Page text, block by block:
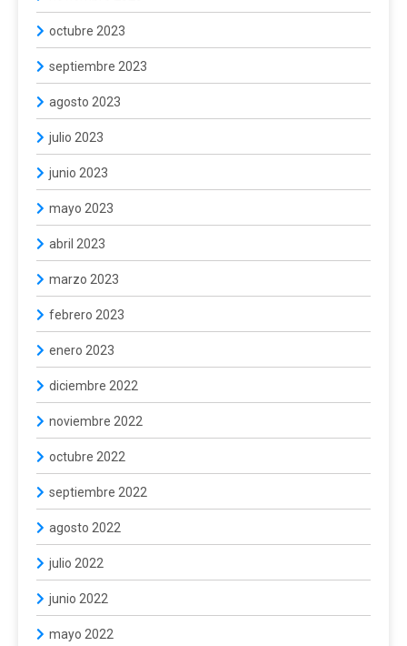
octubre 2023
septiembre 2023
agosto 2023
julio 2023
junio 2023
mayo 2023
abril 2023
marzo 2023
febrero 2023
enero 2023
diciembre 2022
noviembre 2022
octubre 2022
septiembre 2022
agosto 2022
julio 2022
junio 2022
mayo 2022